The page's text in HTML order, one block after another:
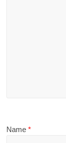
Name*